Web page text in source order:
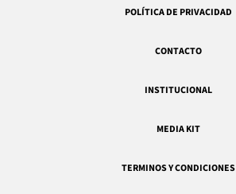
POLÍTICA DE PRIVACIDAD
CONTACTO
INSTITUCIONAL
MEDIA KIT
TERMINOS Y CONDICIONES